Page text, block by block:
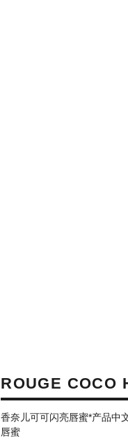
ROUGE COCO
香奈儿可可闪亮唇蜜*产品中
唇蜜